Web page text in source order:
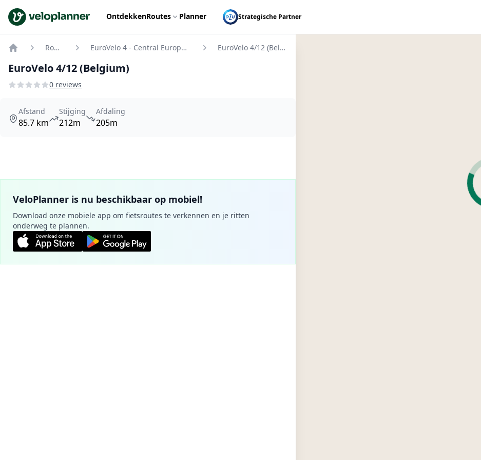
VeloPlanner OntdekkenRoutes Planner Strategische Partner
Routes EuroVelo 4 - Central Europe Route EuroVelo 4/12 (Belgium)
EuroVelo 4/12 (Belgium)
0 reviews
Afstand
85.7 km
Stijging
212m
Afdaling
205m
VeloPlanner is nu beschikbaar op mobiel!
Download onze mobiele app om fietsroutes te verkennen en je ritten
onderweg te plannen.